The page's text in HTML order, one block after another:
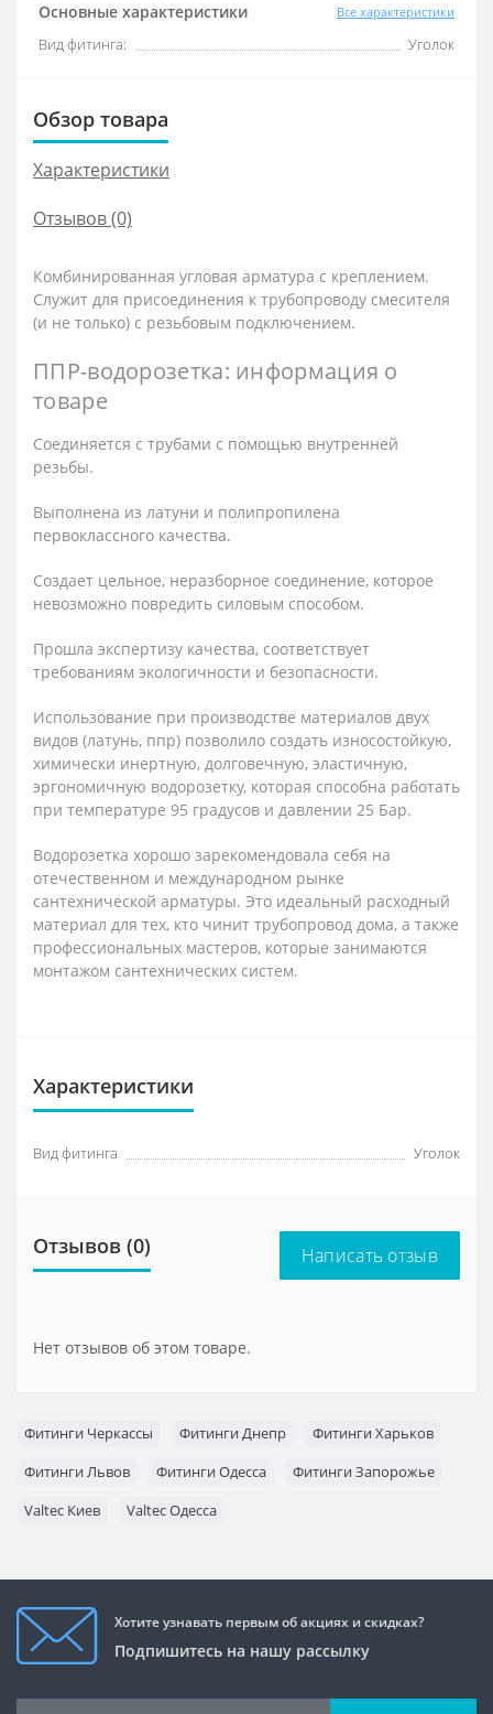
Основные характеристики Все характеристики
Вид фитинга: Уголок
Обзор товара
Характеристики
Отзывов (0)
Комбинированная угловая арматура с креплением.
Служит для присоединения к трубопроводу смесителя
(и не только) с резьбовым подключением.
ППР-водорозетка: информация о
товаре
Соединяется с трубами с помощью внутренней
резьбы.
Выполнена из латуни и полипропилена
первоклассного качества.
Создает цельное, неразборное соединение, которое
невозможно повредить силовым способом.
Прошла экспертизу качества, соответствует
требованиям экологичности и безопасности.
Использование при производстве материалов двух
видов (латунь, ппр) позволило создать износостойкую,
химически инертную, долговечную, эластичную,
эргономичную водорозетку, которая способна работать
при температуре 95 градусов и давлении 25 Бар.
Водорозетка хорошо зарекомендовала себя на
отечественном и международном рынке
сантехнической арматуры. Это идеальный расходный
материал для тех, кто чинит трубопровод дома, а также
профессиональных мастеров, которые занимаются
монтажом сантехнических систем.
Характеристики
Вид фитинга Уголок
Отзывов (0) Написать отзыв
Нет отзывов об этом товаре.
Фитинги Черкассы Фитинги Днепр
Фитинги Харьков
Фитинги Львов
Фитинги Одесса
Фитинги Запорожье
Valtec Киев
Valtec Одесса
Хотите узнавать первым об акциях и скидках?
Подпишитесь на нашу рассылку